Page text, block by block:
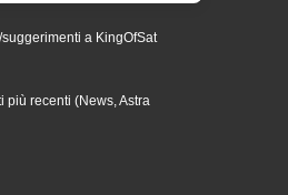
a KingOfSat
più recenti (News, Astra